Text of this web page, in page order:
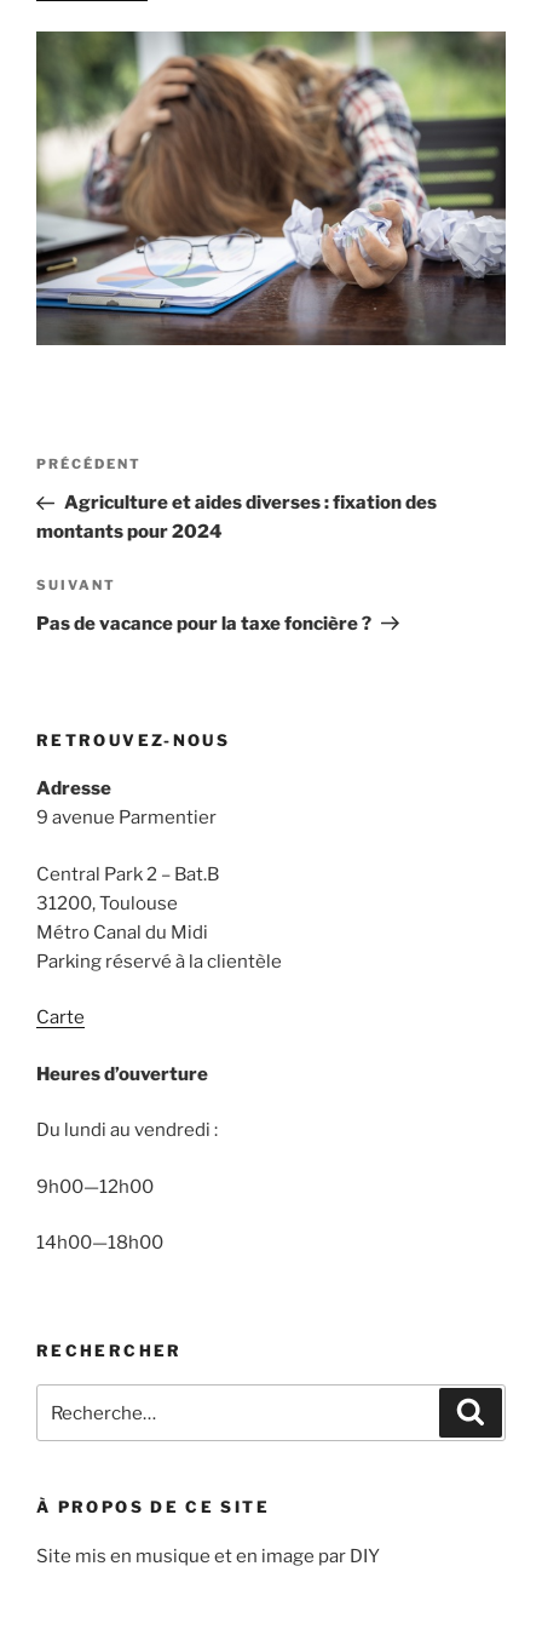
Navigation
l’article
Article
précédent
PRÉCÉDENT
Agriculture et aides diverses : fixation des
montants pour 2024
Article
suivant
SUIVANT
Pas de vacance pour la taxe foncière ?
RETROUVEZ-NOUS
Adresse
9 avenue Parmentier
Central Park 2 – Bat.B
31200, Toulouse
Métro Canal du Midi
Parking réservé à la clientèle
Carte
Heures d’ouverture
Du lundi au vendredi :
9h00—12h00
14h00—18h00
RECHERCHER
pour
À PROPOS DE CE SITE
Site mis en musique et en image par DIY